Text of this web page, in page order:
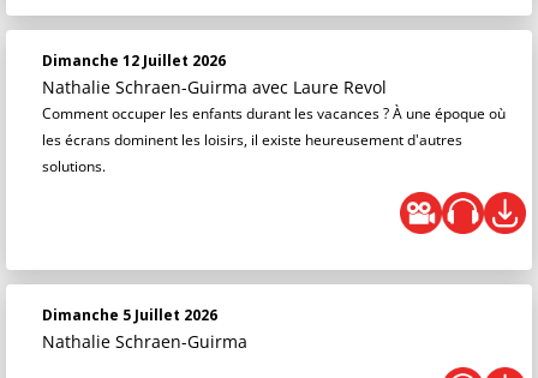
Dimanche 12 Juillet 2026
Nathalie Schraen-Guirma avec Laure Revol
Comment occuper les enfants durant les vacances ? À une époque où
les écrans dominent les loisirs, il existe heureusement d'autres
solutions.
Dimanche 5 Juillet 2026
Nathalie Schraen-Guirma